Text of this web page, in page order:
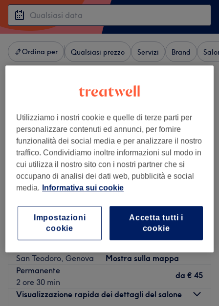
Ordina per Qualsiasi prezzo Servizi Brand
Diamoci un Taglio
San Teodoro, Genova
Mostra sulla mappa
Permanente
2 ore 30 min
da € 45
Visualizzazione rapida dei dettagli del salone
Utilizziamo i nostri cookie e quelle di terze parti per
personalizzare contenuti ed annunci, per fornire
funzionalità dei social media e per analizzare il nostro
traffico. Condividiamo inoltre informazioni sul modo in
cui utilizza il nostro sito con i nostri partner che si
occupano di analisi dei dati web, pubblicità e social
media. Informativa sui cookie
Accetta tutti i
cookie
Impostazioni
cookie